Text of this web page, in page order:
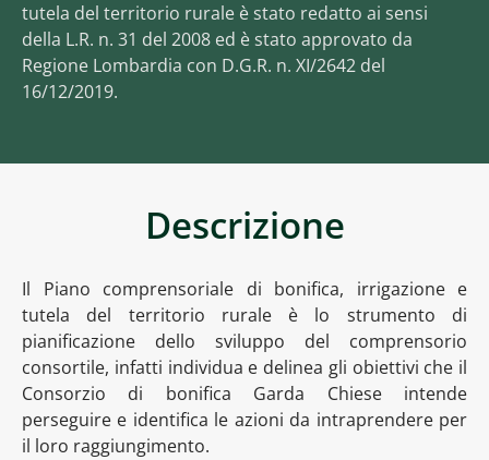
tutela del territorio rurale è stato redatto ai sensi
della L.R. n. 31 del 2008 ed è stato approvato da
Regione Lombardia con D.G.R. n. XI/2642 del
16/12/2019.
Descrizione
Il Piano comprensoriale di bonifica, irrigazione e
tutela del territorio rurale è lo strumento di
pianificazione dello sviluppo del comprensorio
consortile, infatti individua e delinea gli obiettivi che il
Consorzio di bonifica Garda Chiese intende
perseguire e identifica le azioni da intraprendere per
il loro raggiungimento.